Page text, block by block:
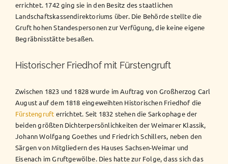
errichtet. 1742 ging sie in den Besitz des staatlichen
Landschaftskassendirektoriums über. Die Behörde stellte die
Gruft hohen Standespersonen zur Verfügung, die keine eigene
Begräbnisstätte besaßen.
Historischer Friedhof mit Fürstengruft
Zwischen 1823 und 1828 wurde im Auftrag von Großherzog Carl
August auf dem 1818 eingeweihten Historischen Friedhof die
Fürstengruft errichtet. Seit 1832 stehen die Sarkophage der
beiden größten Dichterpersönlichkeiten der Weimarer Klassik,
Johann Wolfgang Goethes und Friedrich Schillers, neben den
Särgen von Mitgliedern des Hauses Sachsen-Weimar und
Eisenach im Gruftgewölbe. Dies hatte zur Folge, dass sich das